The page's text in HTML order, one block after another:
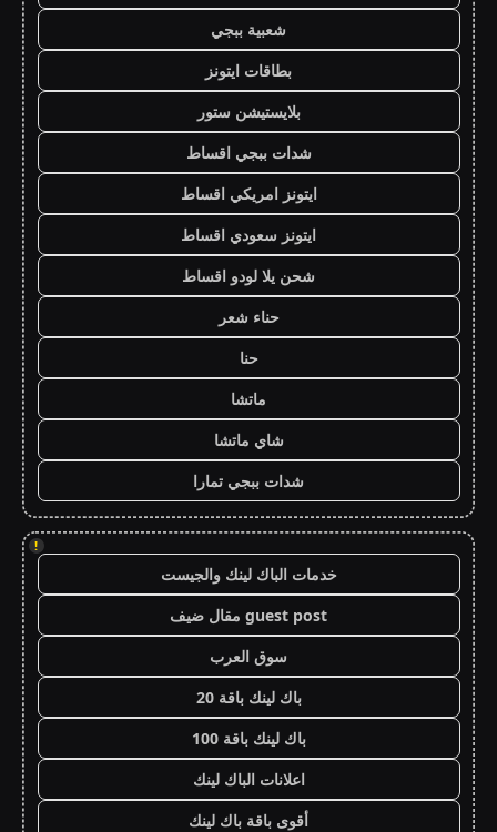
شعبية ببجي
بطاقات ايتونز
بلايستيشن ستور
شدات ببجي اقساط
ايتونز امريكي اقساط
ايتونز سعودي اقساط
شحن يلا لودو اقساط
حناء شعر
حنا
ماتشا
شاي ماتشا
شدات ببجي تمارا
!
خدمات الباك لينك والجيست
guest post مقال ضيف
سوق العرب
باك لينك باقة 20
باك لينك باقة 100
اعلانات الباك لينك
أقوى باقة باك لينك